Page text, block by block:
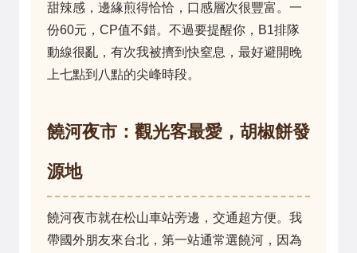
甜辣感，邊緣煎得恰恰，口感層次很豐富。一
份60元，CP值不錯。不過要提醒你，B1排隊
動線很亂，有次我被擠到快窒息，最好避開晚
上七點到八點的尖峰時段。
饒河夜市：觀光客最愛，胡椒餅發
源地
饒河夜市就在松山車站旁邊，交通超方便。我
帶國外朋友來台北，第一站通常選饒河，因為